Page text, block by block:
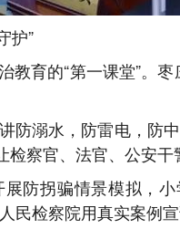
护”
育的“第一课堂”。
防溺水，防雷电，防
察官、法官、公安干
防拐骗情景模拟，
检察院用真实案例